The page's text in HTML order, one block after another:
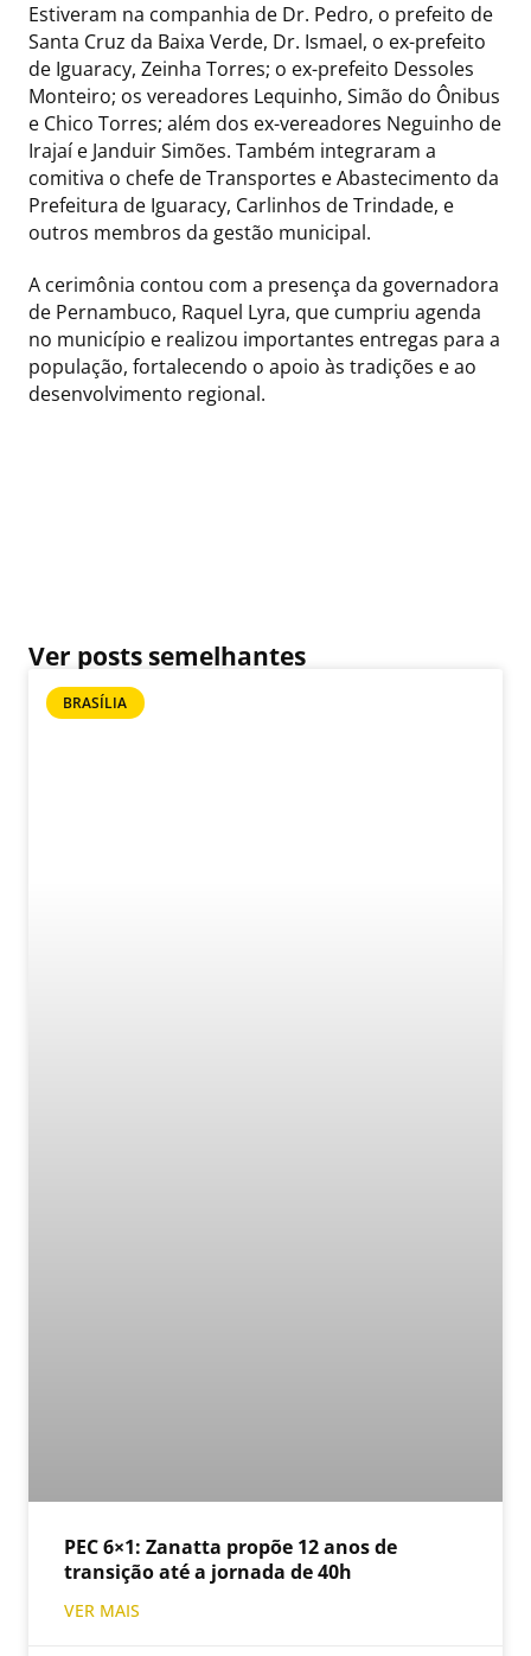
Estiveram na companhia de Dr. Pedro, o prefeito de
Santa Cruz da Baixa Verde, Dr. Ismael, o ex-prefeito
de Iguaracy, Zeinha Torres; o ex-prefeito Dessoles
Monteiro; os vereadores Lequinho, Simão do Ônibus
e Chico Torres; além dos ex-vereadores Neguinho de
Irajaí e Janduir Simões. Também integraram a
comitiva o chefe de Transportes e Abastecimento da
Prefeitura de Iguaracy, Carlinhos de Trindade, e
outros membros da gestão municipal.
A cerimônia contou com a presença da governadora
de Pernambuco, Raquel Lyra, que cumpriu agenda
no município e realizou importantes entregas para a
população, fortalecendo o apoio às tradições e ao
desenvolvimento regional.
Ver posts semelhantes
BRASÍLIA
PEC 6×1: Zanatta propõe 12 anos de
transição até a jornada de 40h
VER MAIS